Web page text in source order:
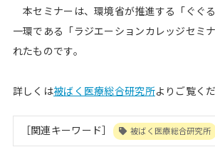
本セミナーは、環境省が推進する「ぐぐ
一環である「ラジエーションカレッジセミ
れたものです。
詳しくは被ばく医療総合研究所よりご覧くだ
［関連キーワード］ 被ばく医療総合研究所